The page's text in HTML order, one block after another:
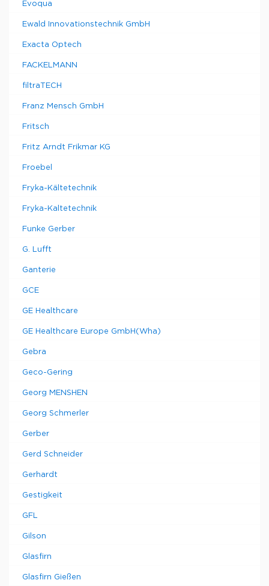
Evoqua
Ewald Innovationstechnik GmbH
Exacta Optech
FACKELMANN
filtraTECH
Franz Mensch GmbH
Fritsch
Fritz Arndt Frikmar KG
Froebel
Fryka-Kältetechnik
Fryka-Kaltetechnik
Funke Gerber
G. Lufft
Ganterie
GCE
GE Healthcare
GE Healthcare Europe GmbH(Wha)
Gebra
Geco-Gering
Georg MENSHEN
Georg Schmerler
Gerber
Gerd Schneider
Gerhardt
Gestigkeit
GFL
Gilson
Glasfirn
Glasfirn Gießen